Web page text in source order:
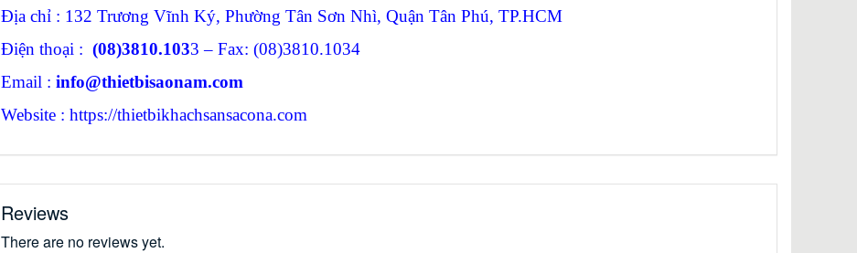
Địa chỉ : 132 Trương Vĩnh Ký, Phường Tân Sơn Nhì, Quận Tân Phú, TP.HCM
Điện thoại : (08)3810.1033 – Fax: (08)3810.1034
Email : info@thietbisaonam.com
Website : https://thietbikhachsansacona.com
Reviews
There are no reviews yet.